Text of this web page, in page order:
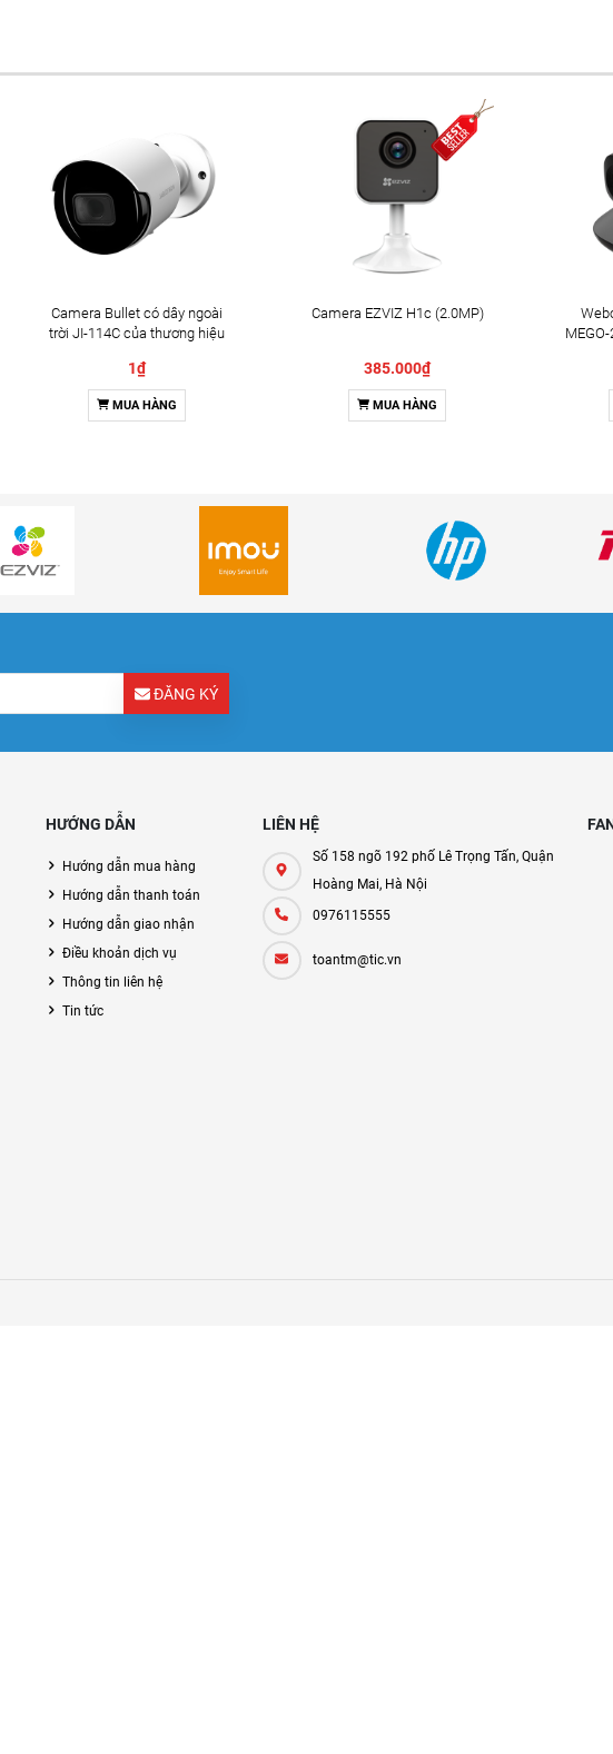
Camera Bullet có dây ngoài
trời JI-114C của thương hiệu
1₫
MUA HÀNG
Camera EZVIZ H1c (2.0MP)
385.000₫
MUA HÀNG
ĐĂNG KÝ
HƯỚNG DẪN
Hướng dẫn mua hàng
Hướng dẫn thanh toán
Hướng dẫn giao nhận
Điều khoản dịch vụ
Thông tin liên hệ
Tin tức
LIÊN HỆ
Số 158 ngõ 192 phố Lê Trọng Tấn, Quận
Hoàng Mai, Hà Nội
0976115555
toantm@tic.vn